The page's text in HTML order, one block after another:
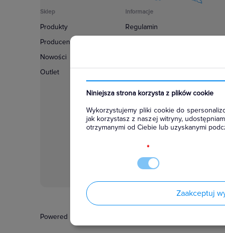
Niniejsza strona korzysta z plików cookie
Wykorzystujemy pliki cookie do
jak korzystasz z naszej witryny,
otrzymanymi od Ciebie lub uzyskanymi
*
Zaakceptuj
Sklep
Produkty
Producenci
Nowości
Outlet
Informacje
Regulamin
Konfiguratory
Najczęściej zadawane pytania
Powered by